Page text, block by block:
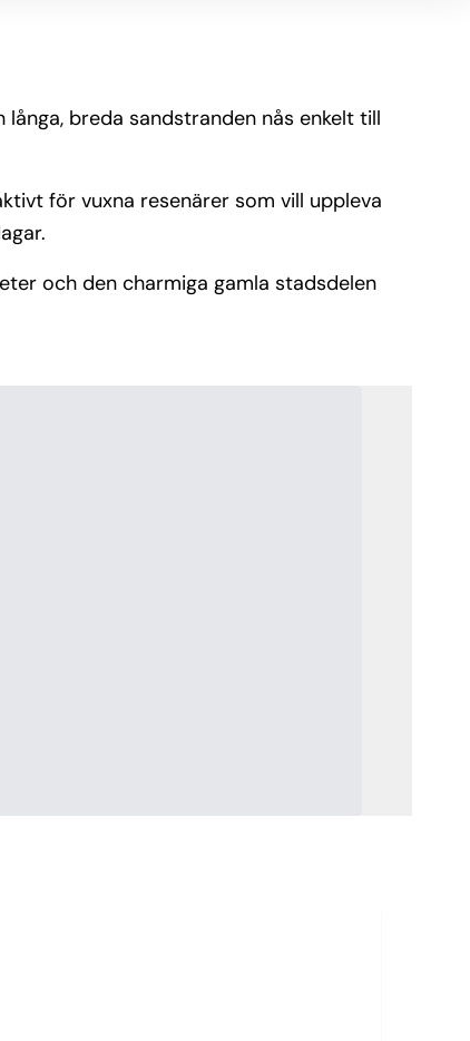
breda sandstranden nås enkelt till
för vuxna resenärer som vill uppleva
och den charmiga gamla stadsdelen